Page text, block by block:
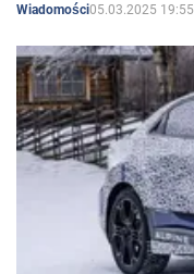
Wiadomości05.03.2025 19:55